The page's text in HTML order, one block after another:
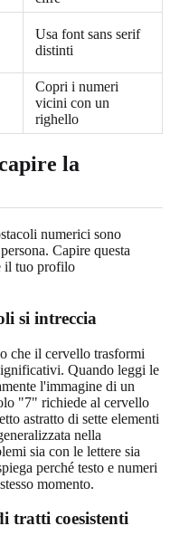
Usa font sans serif
distinti
Copri i numeri
vicini con un
righello
la
numerici sono
Capire questa
il tuo profilo
si intreccia
che il cervello trasformi
Quando leggi le
l'immagine di un
"7" richiede al cervello
astratto di sette elementi
nella
sia con le lettere sia
perché testo e numeri
momento.
tratti coesistenti